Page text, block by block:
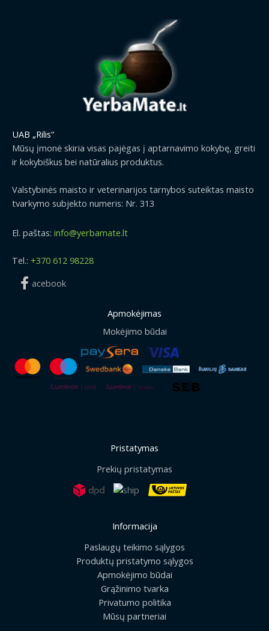
UAB „Rilis“
Mūsų įmonė skiria visas pajėgas į aptarnavimo kokybę, greiti
ir kokybiškus bei natūralius produktus.
Valstybinės maisto ir veterinarijos tarnybos suteiktas maisto
tvarkymo subjekto numeris: Nr. 313
El. paštas: info@yerbamate.lt
Tel.: +370 612 98228
acebook
Apmokėjimas
Mokėjimo būdai
Pristatymas
Prekių pristatymas
Informacija
Paslaugų teikimo sąlygos
Produktų pristatymo sąlygos
Apmokėjimo būdai
Grąžinimo tvarka
Privatumo politika
Mūsų partneriai